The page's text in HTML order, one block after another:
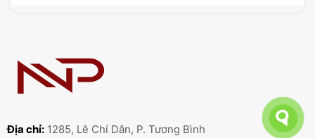
Địa chỉ: 1285, Lê Chí Dân, P. Tương Bình